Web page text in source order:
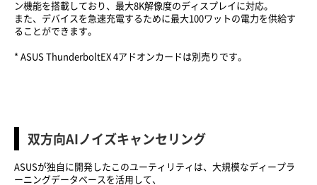
ン機能を搭載しており、最大8K解像度のディスプレイに対応。
また、デバイスを急速充電するために最大100ワットの電力を供給す
ることができます。
* ASUS ThunderboltEX 4アドオンカードは別売りです。
双方向AIノイズキャンセリング
ASUSが独自に開発したこのユーティリティは、大規模なディープラ
ーニングデータベースを活用して、